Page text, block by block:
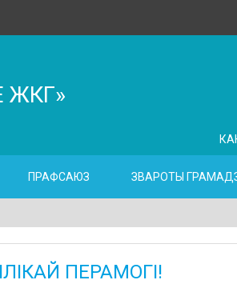
ЖКГ»
ПРАФСАЮЗ ЗВАРОТЫ
ПЕРАМОГІ!